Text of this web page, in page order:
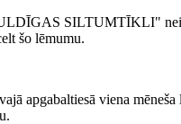
SILTUMTĪKLI"
šo lēmumu.
apgabaltiesā viena